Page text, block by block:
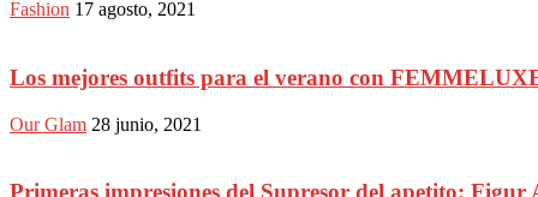
Fashion 17 agosto, 2021
Los mejores outfits para el verano con
Our Glam 28 junio, 2021